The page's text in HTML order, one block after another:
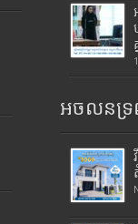
អចលនទ្រ